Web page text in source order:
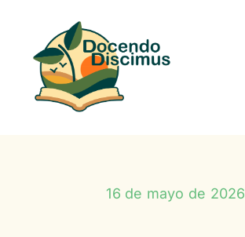
contenido
Actividades-Recursos
16 de mayo de 2026